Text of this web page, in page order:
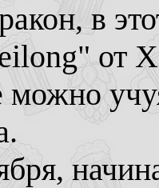
в
от
можно